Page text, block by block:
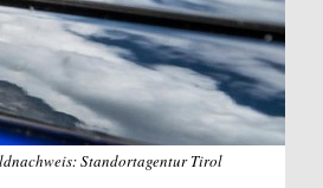
Standortagentur Tirol